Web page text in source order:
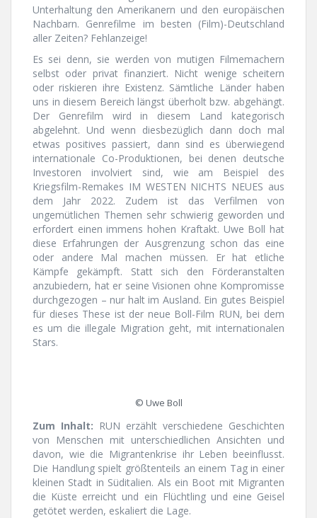
Unterhaltung den Amerikanern und den europäischen
Nachbarn. Genrefilme im besten (Film)-Deutschland
aller Zeiten? Fehlanzeige!
Es sei denn, sie werden von mutigen Filmemachern
selbst oder privat finanziert. Nicht wenige scheitern
oder riskieren ihre Existenz. Sämtliche Länder haben
uns in diesem Bereich längst überholt bzw. abgehängt.
Der Genrefilm wird in diesem Land kategorisch
abgelehnt. Und wenn diesbezüglich dann doch mal
etwas positives passiert, dann sind es überwiegend
internationale Co-Produktionen, bei denen deutsche
Investoren involviert sind, wie am Beispiel des
Kriegsfilm-Remakes IM WESTEN NICHTS NEUES aus
dem Jahr 2022. Zudem ist das Verfilmen von
ungemütlichen Themen sehr schwierig geworden und
erfordert einen immens hohen Kraftakt. Uwe Boll hat
diese Erfahrungen der Ausgrenzung schon das eine
oder andere Mal machen müssen. Er hat etliche
Kämpfe gekämpft. Statt sich den Förderanstalten
anzubiedern, hat er seine Visionen ohne Kompromisse
durchgezogen – nur halt im Ausland. Ein gutes Beispiel
für dieses These ist der neue Boll-Film RUN, bei dem
es um die illegale Migration geht, mit internationalen
Stars.
© Uwe Boll
Zum Inhalt: RUN erzählt verschiedene Geschichten
von Menschen mit unterschiedlichen Ansichten und
davon, wie die Migrantenkrise ihr Leben beeinflusst.
Die Handlung spielt größtenteils an einem Tag in einer
kleinen Stadt in Süditalien. Als ein Boot mit Migranten
die Küste erreicht und ein Flüchtling und eine Geisel
getötet werden, eskaliert die Lage.